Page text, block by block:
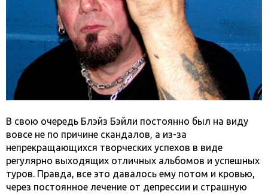
В свою очередь Блэйз Бэйли постоянно был на виду
вовсе не по причине скандалов, а из-за
непрекращающихся творческих успехов в виде
регулярно выходящих отличных альбомов и успешных
туров. Правда, все это давалось ему потом и кровью,
через постоянное лечение от депрессии и страшную